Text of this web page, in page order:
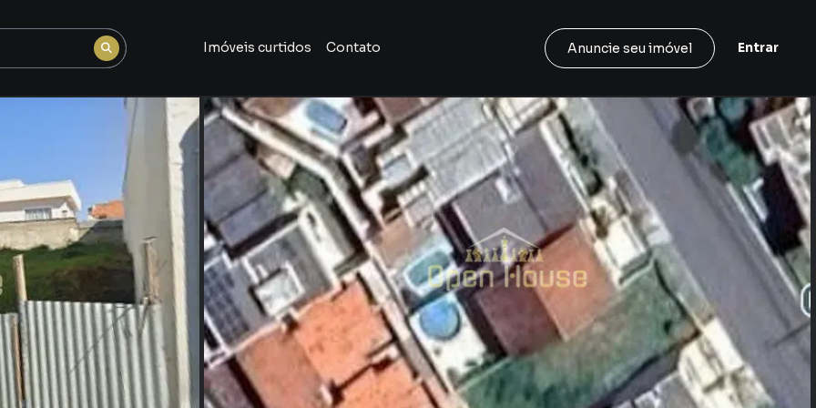
Imóveis curtidos Contato Anuncie seu imóvel Entrar